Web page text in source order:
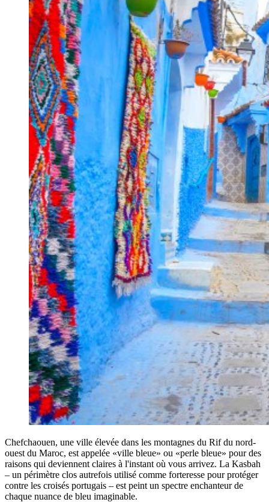
Chefchaouen, une ville élevée dans les montagnes du Rif du nord-
ouest du Maroc, est appelée «ville bleue» ou «perle bleue» pour des
raisons qui deviennent claires à l'instant où vous arrivez. La Kasbah
– un périmètre clos autrefois utilisé comme forteresse pour protéger
contre les croisés portugais – est peint un spectre enchanteur de
chaque nuance de bleu imaginable.